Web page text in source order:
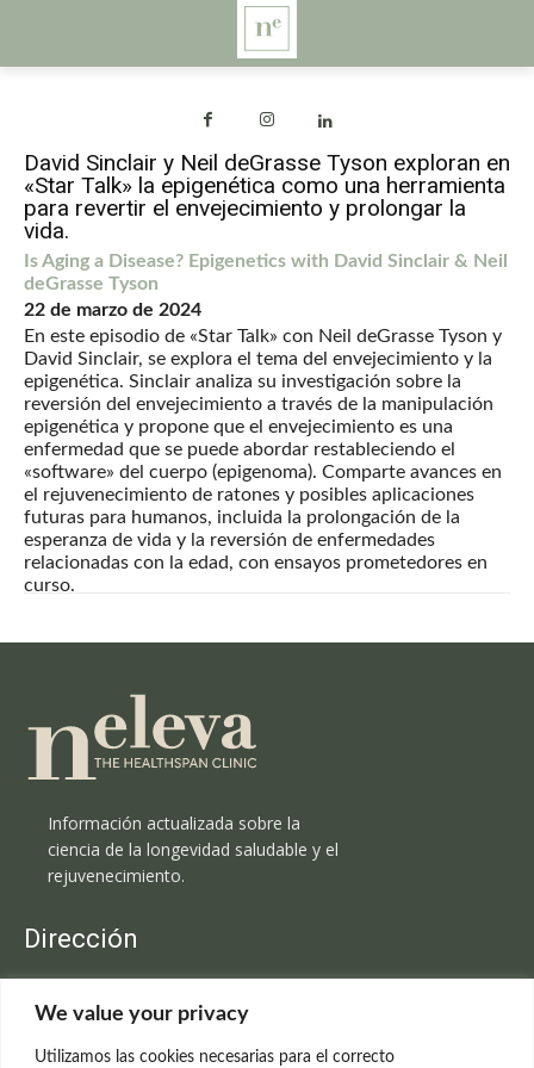
We value your privacy
Utilizamos las cookies necesarias para el correcto
David Sinclair y Neil deGrasse Tyson exploran en
«Star Talk» la epigenética como una herramienta
para revertir el envejecimiento y prolongar la
vida.
Is Aging a Disease? Epigenetics with David Sinclair & Neil
deGrasse Tyson
22 de marzo de 2024
En este episodio de «Star Talk» con Neil deGrasse Tyson y
David Sinclair, se explora el tema del envejecimiento y la
epigenética. Sinclair analiza su investigación sobre la
reversión del envejecimiento a través de la manipulación
epigenética y propone que el envejecimiento es una
enfermedad que se puede abordar restableciendo el
«software» del cuerpo (epigenoma). Comparte avances en
el rejuvenecimiento de ratones y posibles aplicaciones
futuras para humanos, incluida la prolongación de la
esperanza de vida y la reversión de enfermedades
relacionadas con la edad, con ensayos prometedores en
curso.
Información actualizada sobre la
ciencia de la longevidad saludable y el
rejuvenecimiento.
Dirección
C/Claudio Coello, 19 - 1º